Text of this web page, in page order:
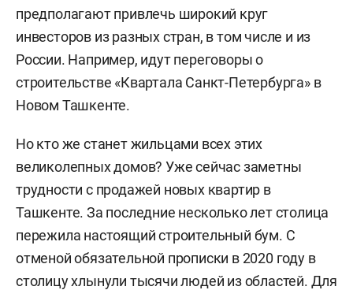
предполагают привлечь широкий круг
инвесторов из разных стран, в том числе и из
России. Например, идут переговоры о
строительстве «Квартала Санкт-Петербурга» в
Новом Ташкенте.
Но кто же станет жильцами всех этих
великолепных домов? Уже сейчас заметны
трудности с продажей новых квартир в
Ташкенте. За последние несколько лет столица
пережила настоящий строительный бум. С
отменой обязательной прописки в 2020 году в
столицу хлынули тысячи людей из областей. Для